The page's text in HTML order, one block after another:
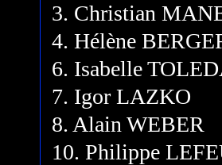
3. Christian
4. Hélène
6. Isabelle
7. Igor LAZKO
8. Alain WEBER
10. Philippe